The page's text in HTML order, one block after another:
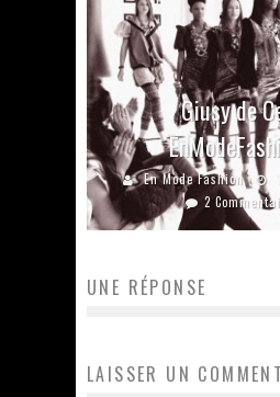
Giusy de
En Mode Fashion
2
UNE RÉPONSE
LAISSER UN